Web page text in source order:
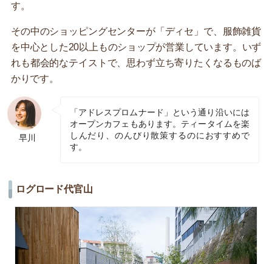
す。
その中のショッピングセンターが「ディセ」で、服飾雑貨
を中心とした20以上ものショップが営業しています。いず
れも都会的なテイストで、思わず立ち寄りたくなるものば
かりです。
早川
「アドレスプロムナード」という通り沿いには
オープンカフェもあります。ティータイムを楽
しんだり、のんびり散策するのにおすすめで
す。
ログロード代官山